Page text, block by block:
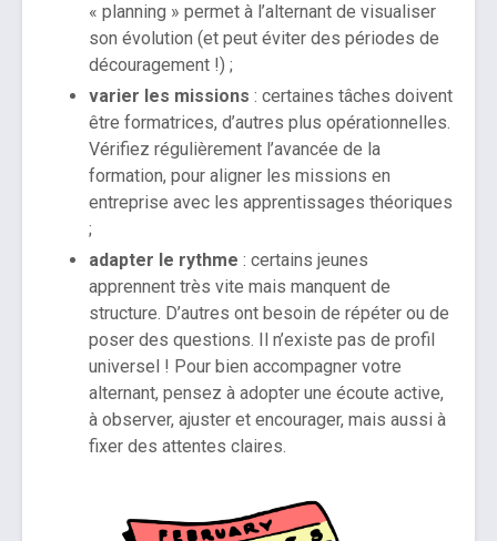
« planning » permet à l’alternant de visualiser
son évolution (et peut éviter des périodes de
découragement !) ;
varier les missions : certaines tâches doivent
être formatrices, d’autres plus opérationnelles.
Vérifiez régulièrement l’avancée de la
formation, pour aligner les missions en
entreprise avec les apprentissages théoriques
;
adapter le rythme : certains jeunes
apprennent très vite mais manquent de
structure. D’autres ont besoin de répéter ou de
poser des questions. Il n’existe pas de profil
universel ! Pour bien accompagner votre
alternant, pensez à adopter une écoute active,
à observer, ajuster et encourager, mais aussi à
fixer des attentes claires.